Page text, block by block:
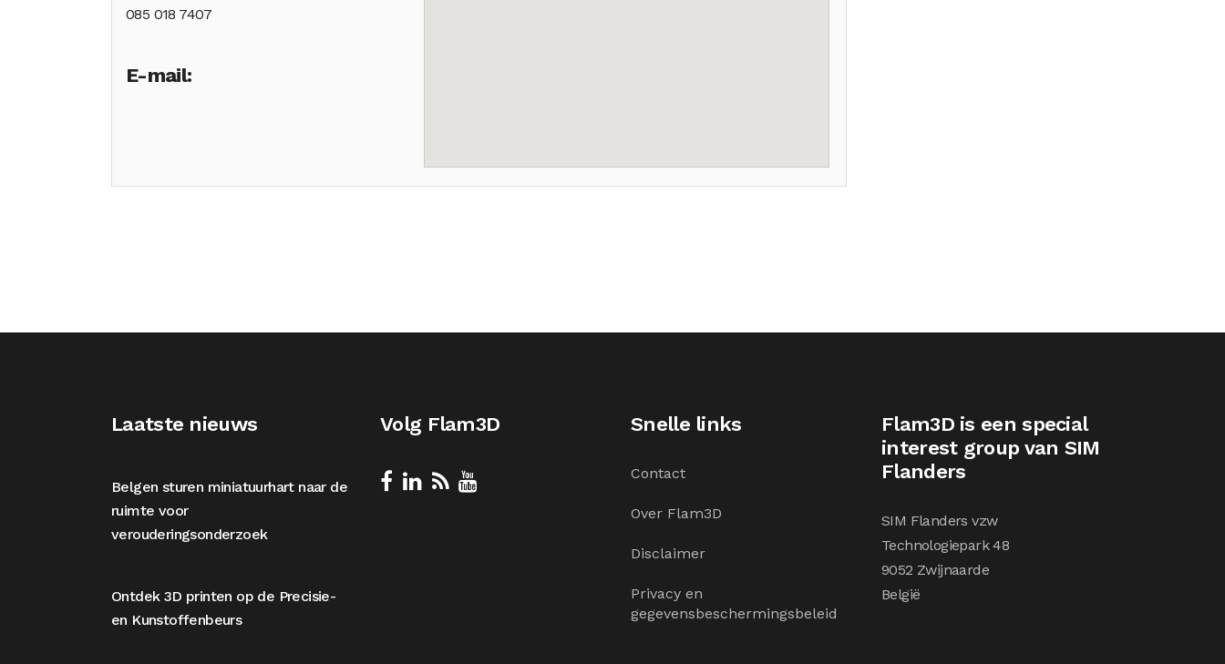
085 018 7407
E-mail:
Laatste nieuws
Belgen sturen miniatuurhart naar de
ruimte voor
verouderingsonderzoek
Ontdek 3D printen op de Precisie-
en Kunstoffenbeurs
Volg Flam3D Snelle links
Contact
Over Flam3D
Disclaimer
Privacy en
gegevensbeschermingsbeleid
Flam3D is een special
interest group van SIM
Flanders
SIM Flanders vzw
Technologiepark 48
9052 Zwijnaarde
België